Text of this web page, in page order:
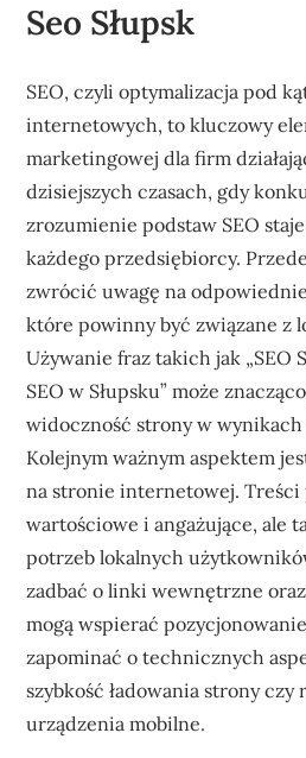
Seo Słupsk
SEO, czyli optymalizacja pod
internetowych, to kluczowy
marketingowej dla firm
dzisiejszych czasach, gdy
zrozumienie podstaw SEO
każdego przedsiębiorcy.
zwrócić uwagę na
które powinny być związane z
Używanie fraz takich jak „SEO
SEO w Słupsku” może
widoczność strony w
Kolejnym ważnym aspektem
na stronie internetowej.
wartościowe i angażujące, ale
potrzeb lokalnych
zadbać o linki wewnętrzne
mogą wspierać
zapominać o technicznych
szybkość ładowania strony czy
urządzenia mobilne.